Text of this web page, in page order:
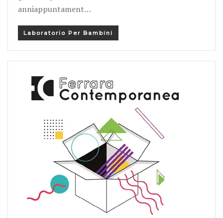
anniappuntament…
Laboratorio Per Bambini